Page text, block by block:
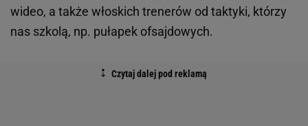
wideo, a także włoskich trenerów od taktyki, którzy
nas szkolą, np. pułapek ofsajdowych.